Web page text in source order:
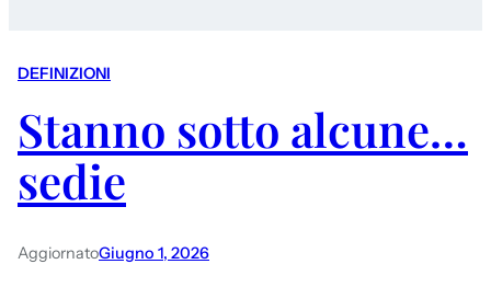
DEFINIZIONI
Stanno sotto alcune…
sedie
AggiornatoGiugno 1, 2026